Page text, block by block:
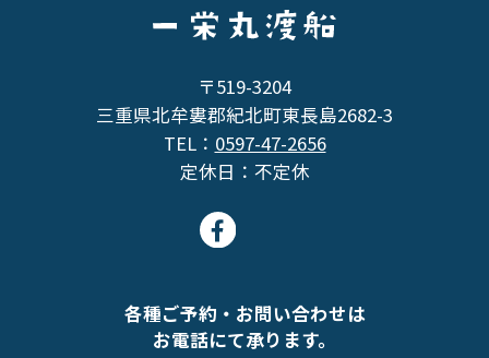
〒519-3204
三重県北牟婁郡紀北町東長島2682-3
TEL： 0597-47-2656
定休日：不定休
各種ご予約・お問い合わせは
お電話にて承ります。